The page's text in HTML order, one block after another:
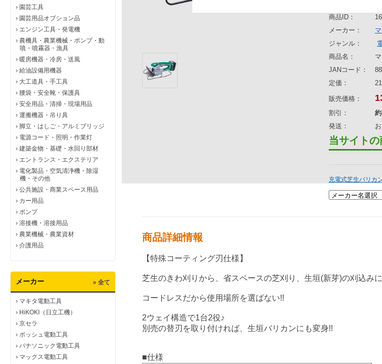
› 園芸工具
› 園芸用品オプション品
› エンジン工具・発電機
› 農機具・農業機械・ポンプ・動
噴・噴霧器・漁具
› 暖房機器・冷房・送風
› 給油設備用機器
› 大工道具・手工具
› 腰袋・安全靴・保護具
› 安全用品・清掃・現場用品
› 運搬機器・吊り具
› 脚立・はしご・アルミブリッジ
› 電源コード・照明・作業灯
› 建築金物・基礎・水回り部材
› エントランス・エクステリア
› 電化製品・空気清浄機・除湿
機・その他
› 公共施設・商業スペース用品
› カー用品
› ポンプ
› 溶接機・溶接用品
› 農業機械・農業資材
› 介護用品
メーカー » 全て
› マキタ電動工具
› HiKOKI（日立工機）
› 京セラ
› ボッシュ電動工具
› パナソニック電動工具
› マックス電動工具
商品ID：
メーカー：
ジャンル：
商品名：
JANコード：
定価：
販売価格：
割引：
発送：
当サイトの
充電式芝生バリカ
商品詳細情報
【特殊コーティング刃仕様】
芝生のきわ刈りから、省スペースの芝刈り、生垣(新芽)の刈込みに
コードレスだから使用場所を選ばない!!
2ウェイ構造で1台2役♪
別売の替刃を取り付ければ、生垣バリカンにも変身!!
■仕様